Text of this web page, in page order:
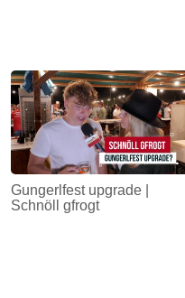
Gungerlfest upgrade |
Schnöll gfrogt